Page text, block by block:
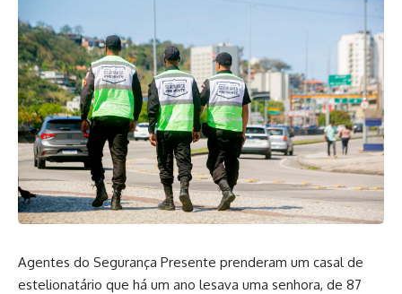
Agentes do Segurança Presente prenderam um casal de
estelionatário que há um ano lesava uma senhora, de 87